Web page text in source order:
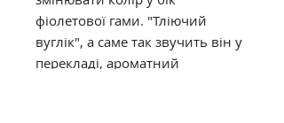
фіолетової гами. "Тліючий
вуглік", а саме так звучить він у
перекладі, ароматний